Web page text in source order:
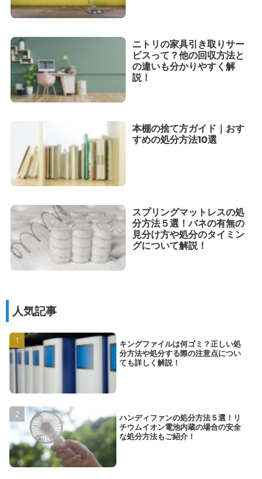
ニトリの家具引き取りサー
ビスって？他の回収方法と
の違いも分かりやすく解
説！
本棚の捨て方ガイド｜おす
すめの処分方法10選
スプリングマットレスの処
分方法５選！バネの有無の
見分け方や処分のタイミン
グについて解説！
人気記事
キングファイルは何ゴミ？正しい処
分方法や処分する際の注意点につい
ても詳しく解説！
ハンディファンの処分方法５選！リ
チウムイオン電池内蔵の場合の安全
な処分方法もご紹介！